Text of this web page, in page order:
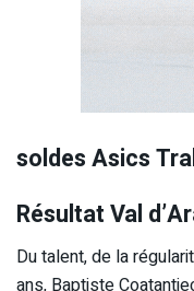
soldes Asics
Résultat Val
Du talent, de la
ans, Baptiste